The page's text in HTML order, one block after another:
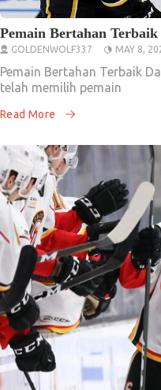
Pemain Bertahan
GOLDENWOLF337 MAY 8,
Pemain Bertahan Terbaik
telah memilih pemain
Read More
Artikel